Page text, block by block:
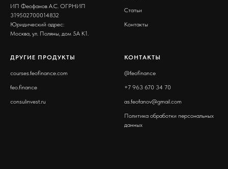
ИП Феофанов А.С. ОГРНИП
319502700014832
Юридический адрес:
Москва, ул. Поляны, дом 5А К1.
Статьи
Контакты
ДРУГИЕ ПРОДУКТЫ
courses.feofinance.com
feo.finance
consulinvest.ru
КОНТАКТЫ
@feofinance
+7 963 670 34 70
as.feofanov@gmail.com
Политика обработки персональных
данных